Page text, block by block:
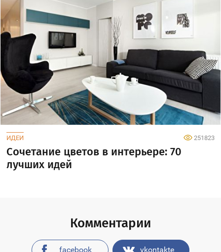
ИДЕИ 251823
Сочетание цветов в интерьере: 70
лучших идей
Комментарии
facebook vkontakte